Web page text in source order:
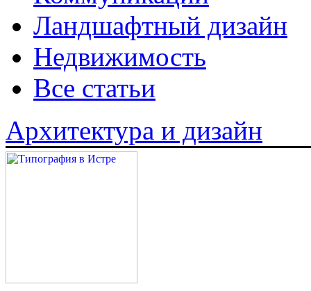
Ландшафтный дизайн
Недвижимость
Все статьи
Архитектура и дизайн